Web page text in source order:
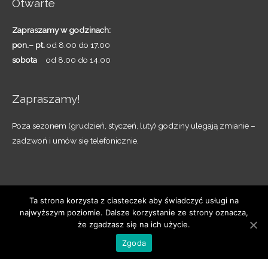
Otwarte
Zapraszamy w godzinach:
pon.– pt.od 8.00 do 17.00
sobota od 8.00 do 14.00
Zapraszamy!
Poza sezonem (grudzień, styczeń, luty) godziny ulegają zmianie –
zadzwoń i umów się telefonicznie.
Copyright © 2026OAZA - Pruszczańskie Ogrody
RealizacjaEDU-MEDIA.PL
Ta strona korzysta z ciasteczek aby świadczyć usługi na
najwyższym poziomie. Dalsze korzystanie ze strony oznacza,
że zgadzasz się na ich użycie.
Zgoda